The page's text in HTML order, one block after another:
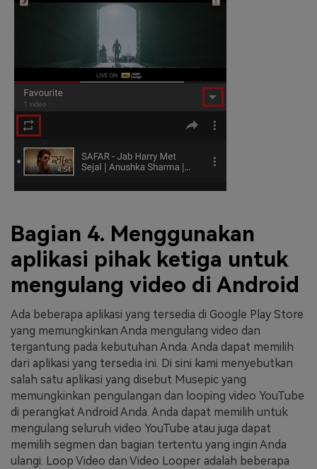
Bagian 4. Menggunakan
aplikasi pihak ketiga untuk
mengulang video di Android
Ada beberapa aplikasi yang tersedia di Google Play Store
yang memungkinkan Anda mengulang video dan
tergantung pada kebutuhan Anda. Anda dapat memilih
dari aplikasi yang tersedia ini. Di sini kami menyebutkan
salah satu aplikasi yang disebut Musepic yang
memungkinkan pengulangan dan looping video YouTube
di perangkat Android Anda. Anda dapat memilih untuk
mengulang seluruh video YouTube atau juga dapat
memilih segmen dan bagian tertentu yang ingin Anda
ulangi. Loop Video dan Video Looper adalah beberapa